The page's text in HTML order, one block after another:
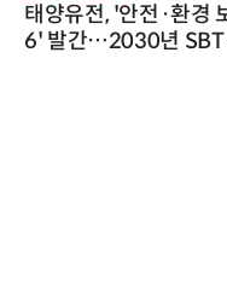
“특허분석도 AI와 함
'AX' 시대 본격화, 지식